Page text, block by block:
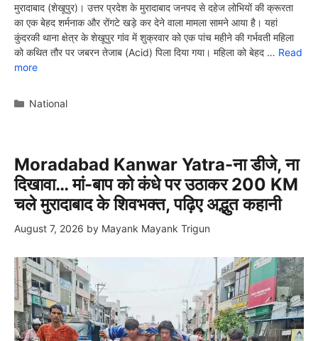
मुरादाबाद (शेखूपुर)। उत्तर प्रदेश के मुरादाबाद जनपद से दहेज लोभियों की क्रूरता
का एक बेहद शर्मनाक और रोंगटे खड़े कर देने वाला मामला सामने आया है। यहां
कुंदरकी थाना क्षेत्र के शेखूपुर गांव में शुक्रवार को एक पांच महीने की गर्भवती महिला
को कथित तौर पर जबरन तेजाब (Acid) पिला दिया गया। महिला को बेहद … Read
more
Categories
National
Moradabad Kanwar Yatra-ना डीजे, ना
दिखावा… मां-बाप को कंधे पर उठाकर 200 KM
चले मुरादाबाद के शिवभक्त, पढ़िए अद्भुत कहानी
August 7, 2026 by Mayank Mayank Trigun